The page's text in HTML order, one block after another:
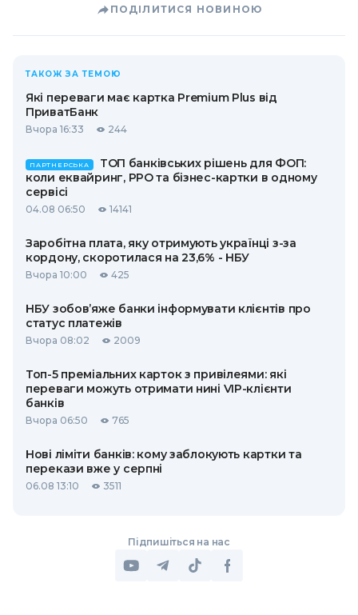
ПОДІЛИТИСЯ НОВИНОЮ
ТАКОЖ ЗА ТЕМОЮ
Які переваги має картка Premium Plus від
ПриватБанк
Вчора 16:33 244
ПАРТНЕРСЬКА
ТОП банківських рішень для ФОП:
коли еквайринг, РРО та бізнес-картки в одному
сервісі
04.08 06:50 14141
Заробітна плата, яку отримують українці з-за
кордону, скоротилася на 23,6% - НБУ
Вчора 10:00 425
НБУ зобов’яже банки інформувати клієнтів про
статус платежів
Вчора 08:02 2009
Топ-5 преміальних карток з привілеями: які
переваги можуть отримати нині VIP-клієнти
банків
Вчора 06:50 765
Нові ліміти банків: кому заблокують картки та
перекази вже у серпні
06.08 13:10 3511
Підпишіться на нас